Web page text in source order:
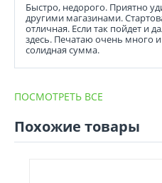
Быстро, недорого. Приятно
другими магазинами.
отличная. Если так пойдет и
здесь. Печатаю очень много
солидная сумма.
ПОСМОТРЕТЬ ВСЕ
Похожие товары